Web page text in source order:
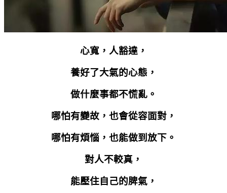
心寬，人豁達，
養好了大氣的心態，
做什麼事都不慌亂。
哪怕有變故，也會從容面對，
哪怕有煩惱，也能做到放下。
對人不較真，
能壓住自己的脾氣，